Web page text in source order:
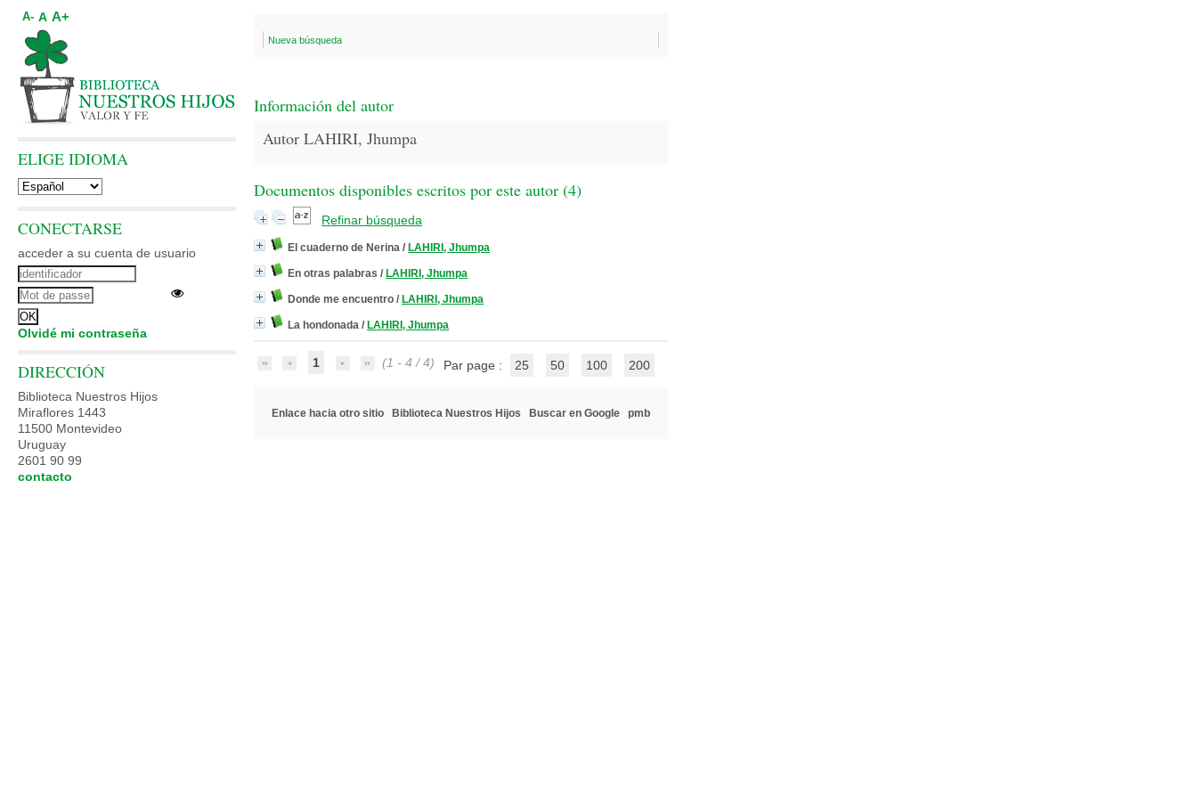
Nueva búsqueda
Información del autor
Autor LAHIRI, Jhumpa
Documentos disponibles escritos por este autor (4)
Refinar búsqueda
El cuaderno de Nerina / LAHIRI, Jhumpa
En otras palabras / LAHIRI, Jhumpa
Donde me encuentro / LAHIRI, Jhumpa
La hondonada / LAHIRI, Jhumpa
1 (1 - 4 / 4) Par page : 25 50 100 200
Enlace hacia otro sitio Biblioteca Nuestros Hijos Buscar en Google pmb
A- A A+
ELIGE IDIOMA
CONECTARSE
acceder a su cuenta de usuario
Olvidé mi contraseña
DIRECCIÓN
Biblioteca Nuestros Hijos
Miraflores 1443
11500 Montevideo
Uruguay
2601 90 99
contacto